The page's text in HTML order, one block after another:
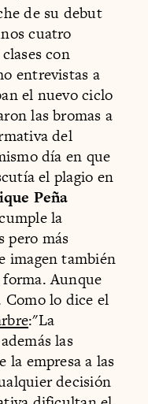
de su debut
cuatro
con
entrevistas a
el nuevo ciclo
las bromas a
del
día en que
el plagio en
Peña
la
pero más
imagen también
Aunque
Como lo dice el
:"La
las
la empresa a las
decisión